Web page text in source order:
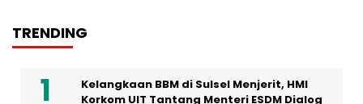
TRENDING
Kelangkaan BBM di Sulsel Menjerit, HMI
Korkom UIT Tantang Menteri ESDM Dialog